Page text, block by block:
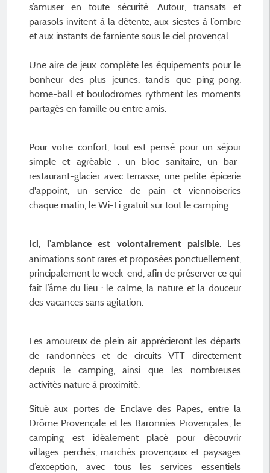
s’amuser en toute sécurité. Autour, transats et
parasols invitent à la détente, aux siestes à l’ombre
et aux instants de farniente sous le ciel provençal.
Une aire de jeux complète les équipements pour le
bonheur des plus jeunes, tandis que ping-pong,
home-ball et boulodromes rythment les moments
partagés en famille ou entre amis.
Pour votre confort, tout est pensé pour un séjour
simple et agréable : un bloc sanitaire, un bar-
restaurant-glacier avec terrasse, une petite épicerie
d'appoint, un service de pain et viennoiseries
chaque matin, le Wi-Fi gratuit sur tout le camping.
Ici, l’ambiance est volontairement paisible. Les
animations sont rares et proposées ponctuellement,
principalement le week-end, afin de préserver ce qui
fait l’âme du lieu : le calme, la nature et la douceur
des vacances sans agitation.
Les amoureux de plein air apprécieront les départs
de randonnées et de circuits VTT directement
depuis le camping, ainsi que les nombreuses
activités nature à proximité.
Situé aux portes de Enclave des Papes, entre la
Drôme Provençale et les Baronnies Provençales, le
camping est idéalement placé pour découvrir
villages perchés, marchés provençaux et paysages
d’exception, avec tous les services essentiels